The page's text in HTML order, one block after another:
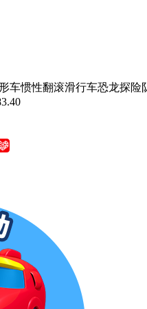
车惯性翻滚滑行车恐龙探险